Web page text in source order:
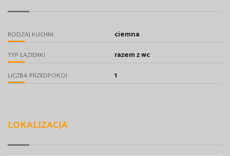
RODZAJ KUCHNI ciemna
TYP ŁAZIENKI razem z wc
LICZBA PRZEDPOKOI 1
LOKALIZACJA